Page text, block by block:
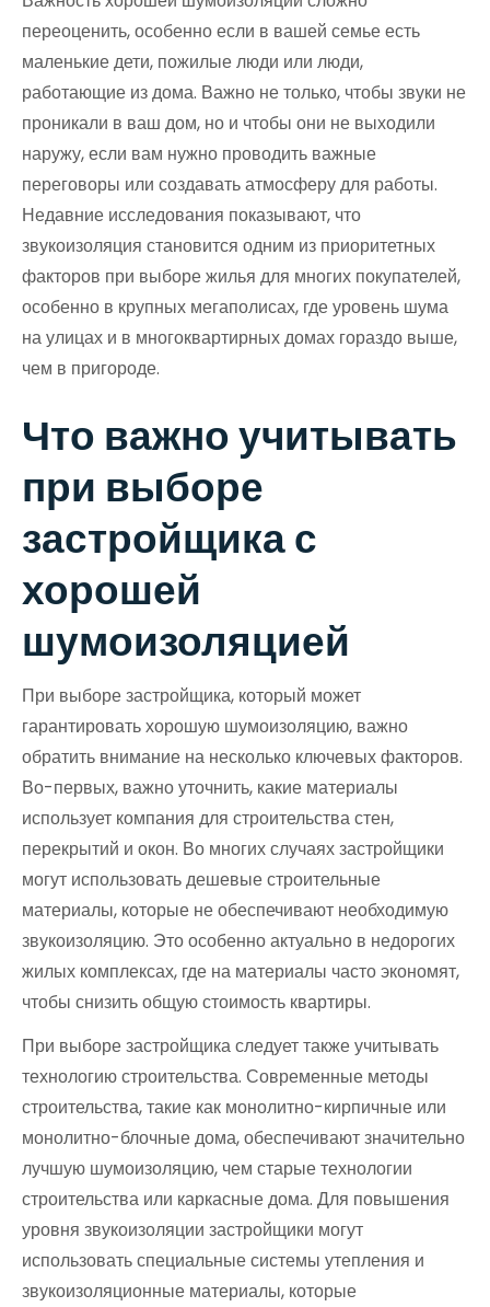
переоценить, особенно если в вашей семье есть
маленькие дети, пожилые люди или люди,
работающие из дома. Важно не только, чтобы звуки не
проникали в ваш дом, но и чтобы они не выходили
наружу, если вам нужно проводить важные
переговоры или создавать атмосферу для работы.
Недавние исследования показывают, что
звукоизоляция становится одним из приоритетных
факторов при выборе жилья для многих покупателей,
особенно в крупных мегаполисах, где уровень шума
на улицах и в многоквартирных домах гораздо выше,
чем в пригороде.
Что важно учитывать
при выборе
застройщика с
хорошей
шумоизоляцией
При выборе застройщика, который может
гарантировать хорошую шумоизоляцию, важно
обратить внимание на несколько ключевых факторов.
Во-первых, важно уточнить, какие материалы
использует компания для строительства стен,
перекрытий и окон. Во многих случаях застройщики
могут использовать дешевые строительные
материалы, которые не обеспечивают необходимую
звукоизоляцию. Это особенно актуально в недорогих
жилых комплексах, где на материалы часто экономят,
чтобы снизить общую стоимость квартиры.
При выборе застройщика следует также учитывать
технологию строительства. Современные методы
строительства, такие как монолитно-кирпичные или
монолитно-блочные дома, обеспечивают значительно
лучшую шумоизоляцию, чем старые технологии
строительства или каркасные дома. Для повышения
уровня звукоизоляции застройщики могут
использовать специальные системы утепления и
звукоизоляционные материалы, которые